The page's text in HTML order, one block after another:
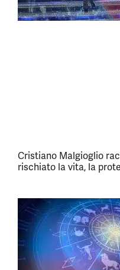
Cristiano Malgioglio
rischiato la vita, la